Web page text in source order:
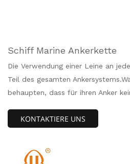
Schiff Marine Ankerkette
Die Verwendung einer Leine an
Teil des gesamten
behaupten, dass für ihren Anker
Gegenteil bewiesen.Dies sind
die Anker minimal ist und die
KONTAKTIERE UNS